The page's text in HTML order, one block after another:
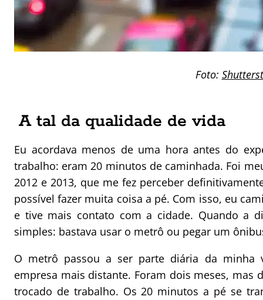
Foto:
A tal da qualidade de vida
Eu acordava menos de uma hora antes do
trabalho: eram 20 minutos de caminhada. Foi
2012 e 2013, que me fez perceber
possível fazer muita coisa a pé. Com isso, eu
e tive mais contato com a cidade. Quando a
simples: bastava usar o metrô ou pegar um
O metrô passou a ser parte diária da minha
empresa mais distante. Foram dois meses, mas
trocado de trabalho. Os 20 minutos a pé se